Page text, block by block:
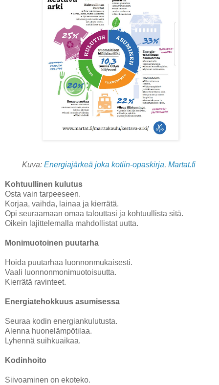
Kuva: Energiajärkeä joka kotiin-opaskirja, Martat.fi
Kohtuullinen kulutus
Osta vain tarpeeseen.
Korjaa, vaihda, lainaa ja kierrätä.
Opi seuraamaan omaa talouttasi ja kohtuullista sitä.
Oikein lajittelemalla mahdollistat uutta.
Monimuotoinen puutarha
Hoida puutarhaa luonnonmukaisesti.
Vaali luonnonmonimuotoisuutta.
Kierrätä ravinteet.
Energiatehokkuus asumisessa
Seuraa kodin energiankulutusta.
Alenna huonelämpötilaa.
Lyhennä suihkuaikaa.
Kodinhoito
Siivoaminen on ekoteko.